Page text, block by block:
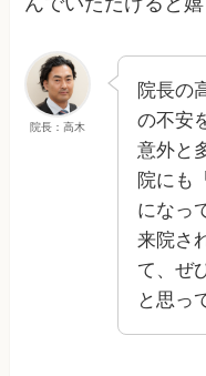
院長：高木
院長の
の不安
意外と
院にも
になっ
来院さ
て、ぜ
と思っ